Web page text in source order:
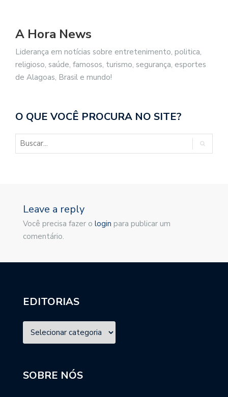
A Hora News
Liderança em notícias sobre entretenimento, politica,
religioso, saúde, famosos, turismo, segurança, esportes
de Alagoas, Brasil e mundo!
O QUE VOCÊ PROCURA NO SITE?
Leave a reply
Você precisa fazer o login para publicar um
comentário.
EDITORIAS
SOBRE NÓS